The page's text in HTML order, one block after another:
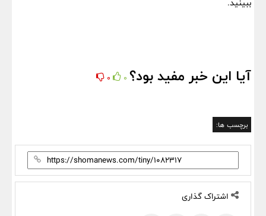
آیا این خبر مفید بود؟ 0
0
برچسب ها:
اشتراک گذاری